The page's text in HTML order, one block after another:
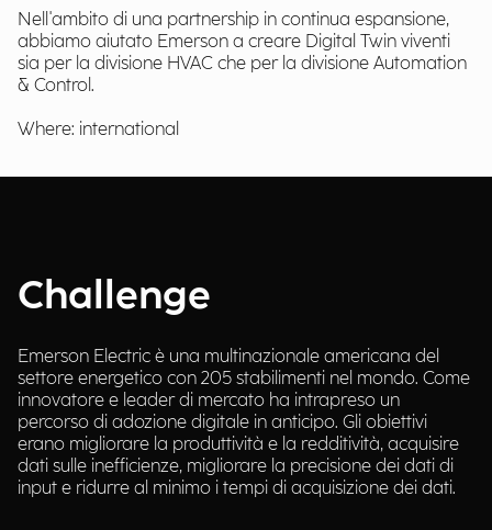
Nell'ambito di una partnership in continua espansione,
abbiamo aiutato Emerson a creare Digital Twin viventi
sia per la divisione HVAC che per la divisione Automation
& Control.
Where: international
Challenge
Emerson Electric è una multinazionale americana del
settore energetico con 205 stabilimenti nel mondo. Come
innovatore e leader di mercato ha intrapreso un
percorso di adozione digitale in anticipo. Gli obiettivi
erano migliorare la produttività e la redditività, acquisire
dati sulle inefficienze, migliorare la precisione dei dati di
input e ridurre al minimo i tempi di acquisizione dei dati.